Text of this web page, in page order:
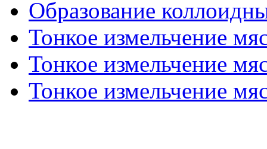
Образование
Тонкое измельчение
Тонкое измельчение
Тонкое измельчение